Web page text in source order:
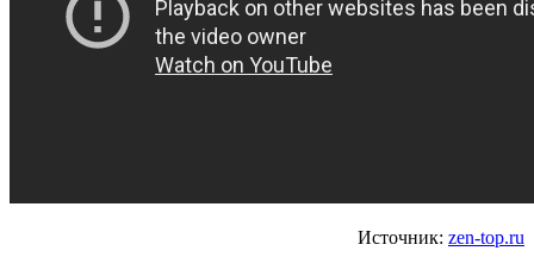
Источник: zen-top.ru